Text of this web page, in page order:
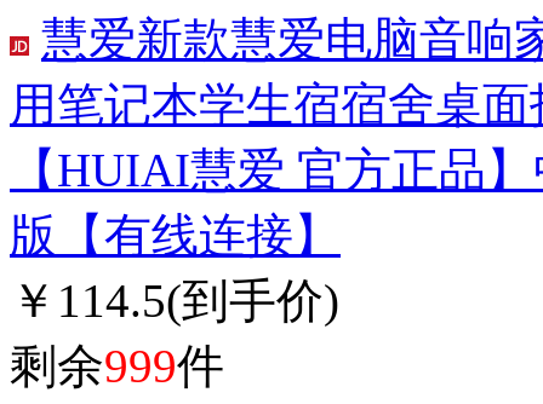
慧爱新款慧爱电脑音响
用笔记本学生宿宿舍桌
【HUIAI慧爱 官方正品
版【有线连接】
￥114.5(到手价)
剩余999件